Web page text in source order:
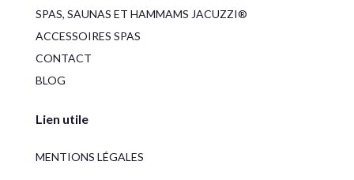
SPAS, SAUNAS ET HAMMAMS JACUZZI®
ACCESSOIRES SPAS
CONTACT
BLOG
Lien utile
MENTIONS LÉGALES